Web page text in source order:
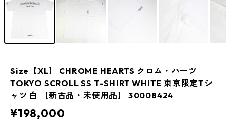
Size【XL】 CHROME HEARTS クロム・ハーツ
TOKYO SCROLL SS T-SHIRT WHITE 東京限定Tシ
ャツ 白 【新古品・未使用品】 30008424
¥198,000